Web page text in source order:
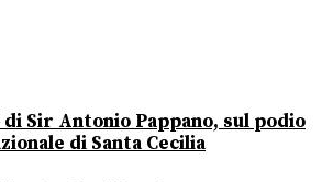
Sir Antonio Pappano, sul podio
di Santa Cecilia